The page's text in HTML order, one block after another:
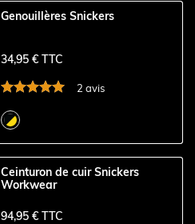
Genouillères Snickers
34,95 € TTC
2 avis
Ceinturon de cuir Snickers
Workwear
94,95 € TTC